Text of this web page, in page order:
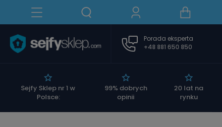
Sejfy Sklep nr 1 w
Polsce:
99% dobrych
opinii
20 lat na
rynku
Porada eksperta
+48 881 650 850